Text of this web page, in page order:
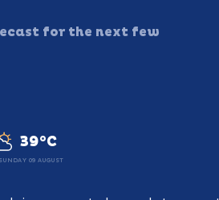
for the next few
39°C
SUNDAY 09 AUGUST